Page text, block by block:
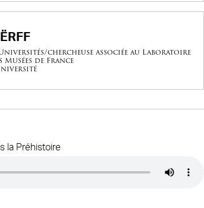
chercheuse associée au Laboratoire
de France
la Préhistoire